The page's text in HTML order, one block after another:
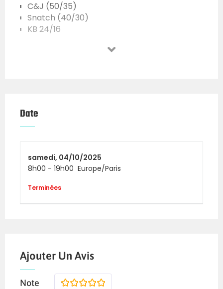
C&J (50/35)
Snatch (40/30)
KB 24/16
2 Athlètes sur 4 : T2B, C2B
Date
samedi, 04/10/2025
8h00 - 19h00 Europe/Paris
Terminées
Ajouter Un Avis
Note 5
4
3
2